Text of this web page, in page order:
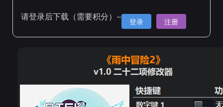
请登录后下载（需要积分）~ 登录 注册